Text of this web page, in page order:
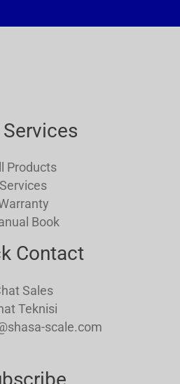
Services
Products
Services
Book
Contact
Sales
Teknisi
scale.com